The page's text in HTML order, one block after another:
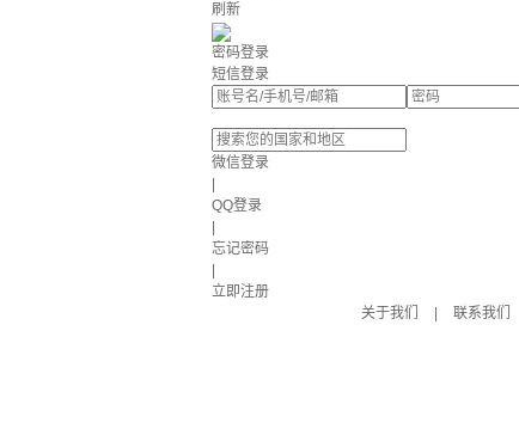
刷新
密码登录
短信登录
微信登录
QQ登录
忘记密码
立即注册
关于我们
联系我们